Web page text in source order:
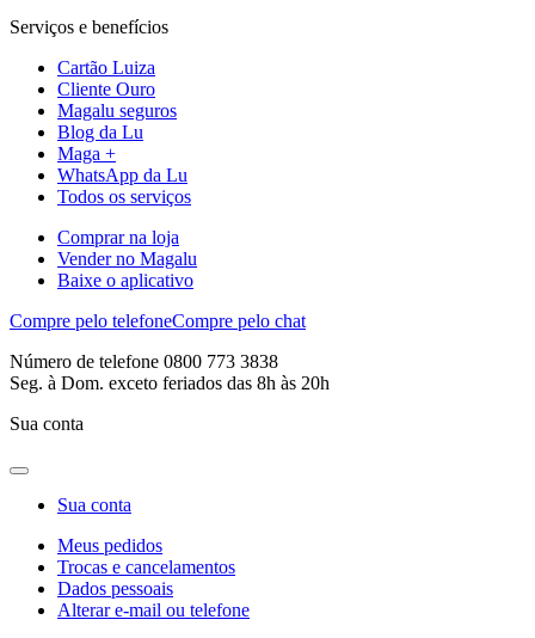
Serviços e benefícios
Cartão Luiza
Cliente Ouro
Magalu seguros
Blog da Lu
Maga +
WhatsApp da Lu
Todos os serviços
Comprar na loja
Vender no Magalu
Baixe o aplicativo
Compre pelo telefoneCompre pelo chat
Número de telefone 0800 773 3838
Seg. à Dom. exceto feriados das 8h às 20h
Sua conta
Sua conta
Meus pedidos
Trocas e cancelamentos
Dados pessoais
Alterar e-mail ou telefone